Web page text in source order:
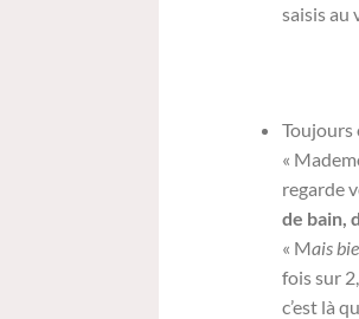
saisis au
Toujours
«
regarde
de bain,
« Mais
fois sur
c’est là